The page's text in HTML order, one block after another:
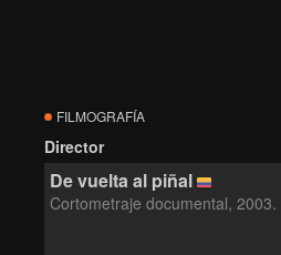
FILMOGRAFÍA
Director
De vuelta al piñal
Cortometraje documental, 2003.